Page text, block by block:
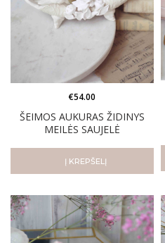
ŠEIMOS AUKURAS ŽIDINYS
MEILĖS SAUJELĖ
€54.00
Į KREPŠELĮ